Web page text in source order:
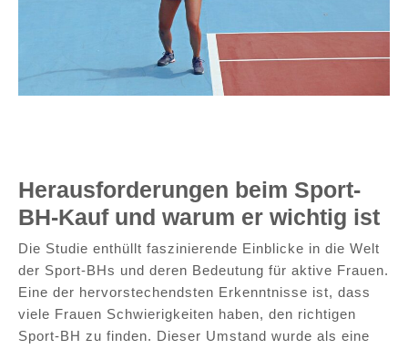
Herausforderungen beim Sport-
BH-Kauf und warum er wichtig ist
Die Studie enthüllt faszinierende Einblicke in die Welt
der Sport-BHs und deren Bedeutung für aktive Frauen.
Eine der hervorstechendsten Erkenntnisse ist, dass
viele Frauen Schwierigkeiten haben, den richtigen
Sport-BH zu finden. Dieser Umstand wurde als eine